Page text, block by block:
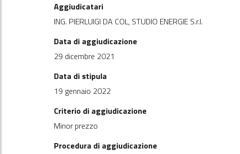
Aggiudicatari
ING. PIERLUIGI DA COL, STUDIO ENERGIE S.r.l.
Data di aggiudicazione
29 dicembre 2021
Data di stipula
19 gennaio 2022
Criterio di aggiudicazione
Minor prezzo
Procedura di aggiudicazione